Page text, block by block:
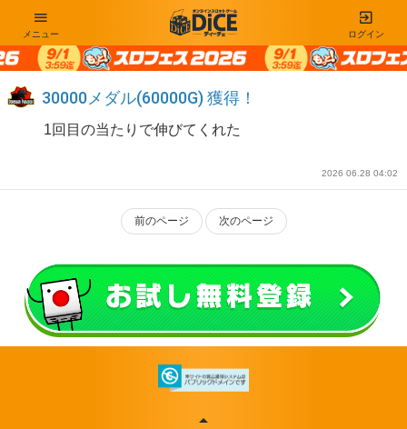
ログイン
メニュー
30000メダル(60000G) 獲得！
1回目の当たりで伸びてくれた
2026 06.28 04:02
前のページ 次のページ